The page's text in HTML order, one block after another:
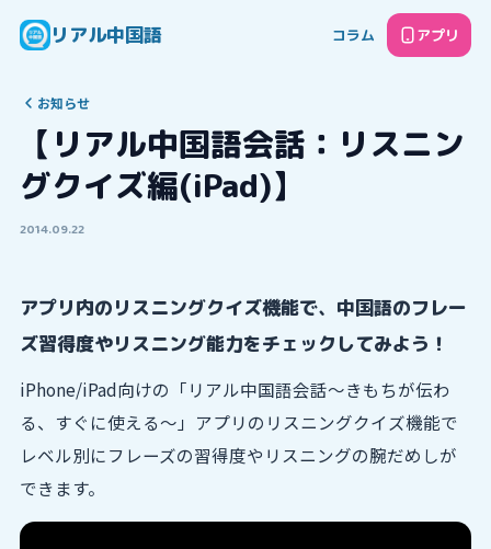
リアル中国語 コラム アプリ
お知らせ
【リアル中国語会話：リスニン
グクイズ編(iPad)】
2014.09.22
アプリ内のリスニングクイズ機能で、中国語のフレー
ズ習得度やリスニング能力をチェックしてみよう！
iPhone/iPad向けの「リアル中国語会話〜きもちが伝わ
る、すぐに使える〜」アプリのリスニングクイズ機能で
レベル別にフレーズの習得度やリスニングの腕だめしが
できます。